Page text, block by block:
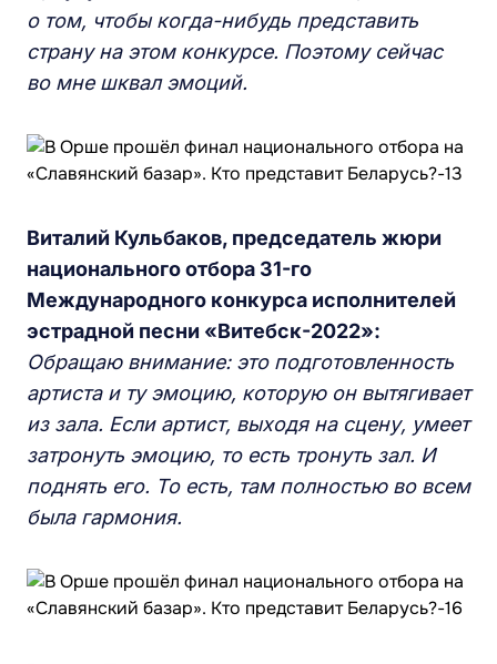
о том, чтобы когда-нибудь представить
страну на этом конкурсе. Поэтому сейчас
во мне шквал эмоций.
Виталий Кульбаков, председатель жюри
национального отбора 31-го
Международного конкурса исполнителей
эстрадной песни «Витебск-2022»:
Обращаю внимание: это подготовленность
артиста и ту эмоцию, которую он вытягивает
из зала. Если артист, выходя на сцену, умеет
затронуть эмоцию, то есть тронуть зал. И
поднять его. То есть, там полностью во всем
была гармония.